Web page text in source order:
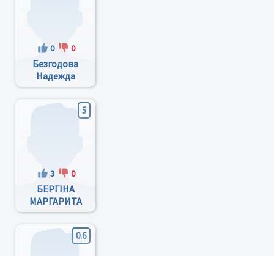
0 0
Безгодова
Надежда
Семеновна
5
3 0
БЕРГІНА
МАРГАРИТА
МИКОЛАЇВНА
0.6